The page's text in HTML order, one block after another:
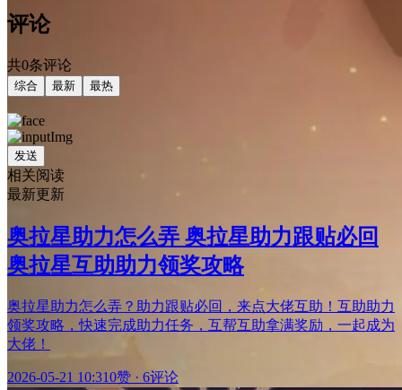
评论
共0条评论
综合 最新 最热
发送
相关阅读
最新更新
奥拉星助力怎么弄 奥拉星助力跟贴必回
奥拉星互助助力领奖攻略
奥拉星助力怎么弄？助力跟贴必回，来点大佬互助！互助助力
领奖攻略，快速完成助力任务，互帮互助拿满奖励，一起成为
大佬！
2026-05-21 10:310赞 · 6评论